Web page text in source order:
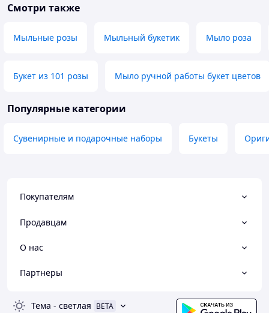
Смотри также
Мыльные розы Мыльный букетик Мыло роза
Букет из 101 розы Мыло ручной работы букет цветов
Популярные категории
Сувенирные и подарочные наборы Букеты
Покупателям
Продавцам
О нас
Партнеры
Тема - светлая BETA